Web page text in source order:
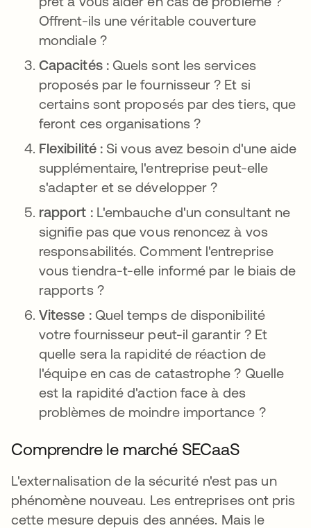
Offrent-ils une véritable couverture
mondiale ?
Capacités : Quels sont les services
proposés par le fournisseur ? Et si
certains sont proposés par des tiers, que
feront ces organisations ?
Flexibilité : Si vous avez besoin d'une aide
supplémentaire, l'entreprise peut-elle
s'adapter et se développer ?
rapport : L'embauche d'un consultant ne
signifie pas que vous renoncez à vos
responsabilités. Comment l'entreprise
vous tiendra-t-elle informé par le biais de
rapports ?
Vitesse : Quel temps de disponibilité
votre fournisseur peut-il garantir ? Et
quelle sera la rapidité de réaction de
l'équipe en cas de catastrophe ? Quelle
est la rapidité d'action face à des
problèmes de moindre importance ?
Comprendre le marché SECaaS
L'externalisation de la sécurité n'est pas un
phénomène nouveau. Les entreprises ont pris
cette mesure depuis des années. Mais le